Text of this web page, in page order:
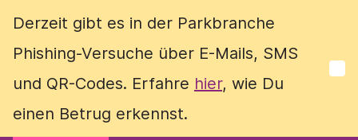
Derzeit gibt es in der Parkbranche
Phishing-Versuche über E-Mails, SMS
und QR-Codes. Erfahre hier, wie Du
einen Betrug erkennst.
Derzeit gibt es in der Parkbranche
Phishing-Versuche über E-Mails, SMS
und QR-Codes. Erfahre hier, wie Du
einen Betrug erkennst.